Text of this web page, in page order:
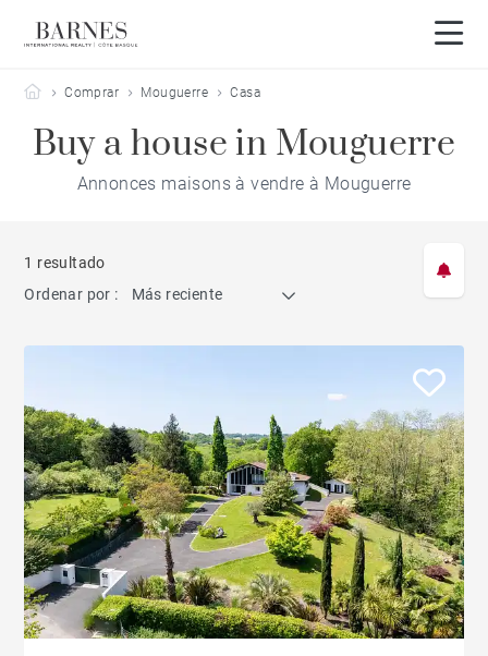
Barnes Côte Basque
Comprar Mouguerre Casa
Buy a house in Mouguerre
Annonces maisons à vendre à Mouguerre
1 resultado
Ordenar por :
Más reciente